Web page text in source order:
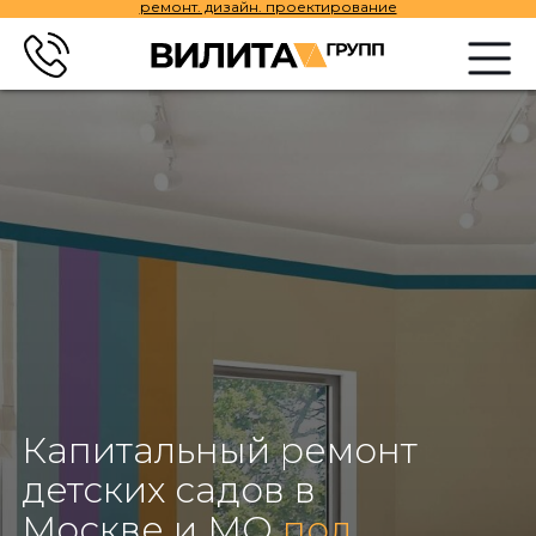
ремонт. дизайн. проектирование
Капитальный ремонт
детских садов в